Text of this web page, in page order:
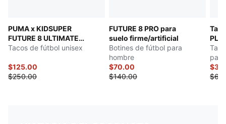
PUMA x KIDSUPER
FUTURE 8 ULTIMATE
Suelo Firme
Tacos de fútbol unisex
$125.00
$250.00
FUTURE 8 PRO para
suelo firme/artificial
Botines de fútbol para
hombre
$70.00
$140.00